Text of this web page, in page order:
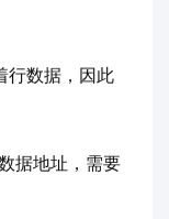
行数据，因此
据地址，需要